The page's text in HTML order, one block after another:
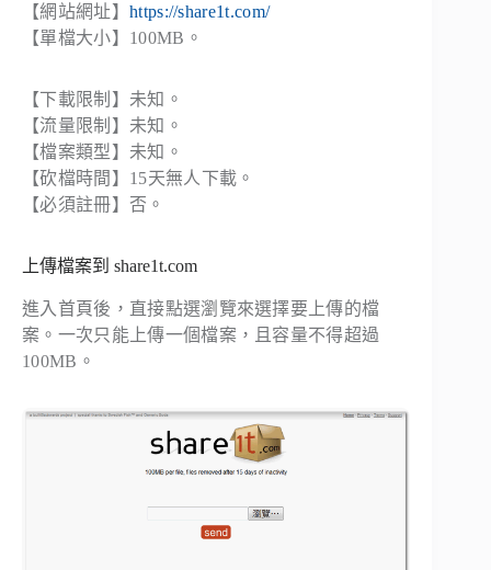
【網站網址】 https://share1t.com/
【單檔大小】100MB。
【下載限制】未知。
【流量限制】未知。
【檔案類型】未知。
【砍檔時間】15天無人下載。
【必須註冊】否。
上傳檔案到 share1t.com
進入首頁後，直接點選瀏覽來選擇要上傳的檔
案。一次只能上傳一個檔案，且容量不得超過
100MB。